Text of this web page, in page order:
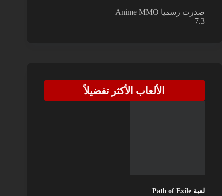
صدرت رسميا Anime MMO
7.3
الألعاب الأكثر تفضيلاً
لعبة Path of Exile